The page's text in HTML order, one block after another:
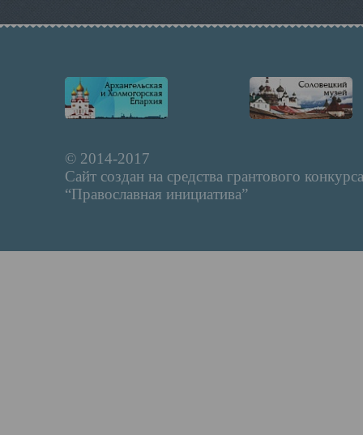
© 2014-2017
Сайт создан на средства грантового конкурса
“Православная инициатива”